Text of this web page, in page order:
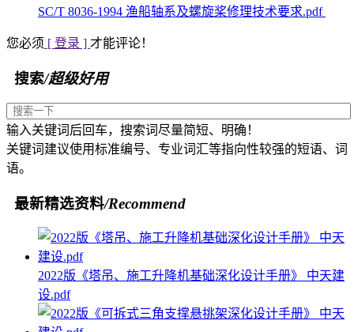
SC/T 8036-1994 渔船轴系及螺旋桨修理技术要求.pdf
您必须 [ 登录 ] 才能评论！
搜索/超级好用
输入关键词后回车，搜索词尽量简短、明确！
关键词建议使用标准编号、专业词汇等指向性较强的短语、词
语。
最新精选资料/Recommend
2022版《塔吊、施工升降机基础深化设计手册》 中天建
设.pdf